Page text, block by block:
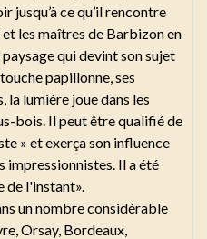
jusqu’à ce qu’il rencontre
et les maîtres de Barbizon en
paysage qui devint son sujet
papillonne, ses
la lumière joue dans les
bois. Il peut être qualifié de
» et exerça son influence
impressionnistes. Il a été
de l'instant».
un nombre considérable
Orsay, Bordeaux,